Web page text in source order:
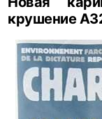
крушение